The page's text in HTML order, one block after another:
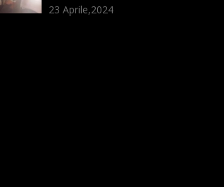
23 Aprile,2024